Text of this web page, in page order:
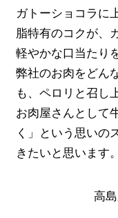
ガトーショコラに
脂特有のコクが、
軽やかな口当たり
弊社のお肉をどん
も、ペロリと召し
お肉屋さんとして
く」という思いの
きたいと思います。
高